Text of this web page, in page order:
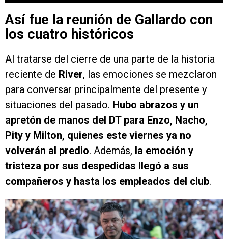
Así fue la reunión de Gallardo con
los cuatro históricos
Al tratarse del cierre de una parte de la historia
reciente de River, las emociones se mezclaron
para conversar principalmente del presente y
situaciones del pasado. Hubo abrazos y un
apretón de manos del DT para Enzo, Nacho,
Pity y Milton, quienes este viernes ya no
volverán al predio. Además, la emoción y
tristeza por sus despedidas llegó a sus
compañeros y hasta los empleados del club.